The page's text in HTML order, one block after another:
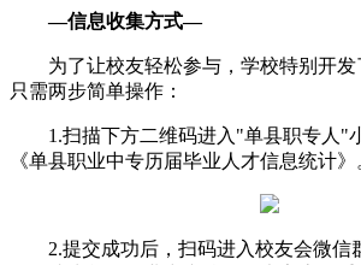
—信息收集方式—
为了让校友轻松参与，学校特别开发
只需两步简单操作：
1.扫描下方二维码进入"单县职专人"
《单县职业中专历届毕业人才信息统计》
2.提交成功后，扫码进入校友会微信